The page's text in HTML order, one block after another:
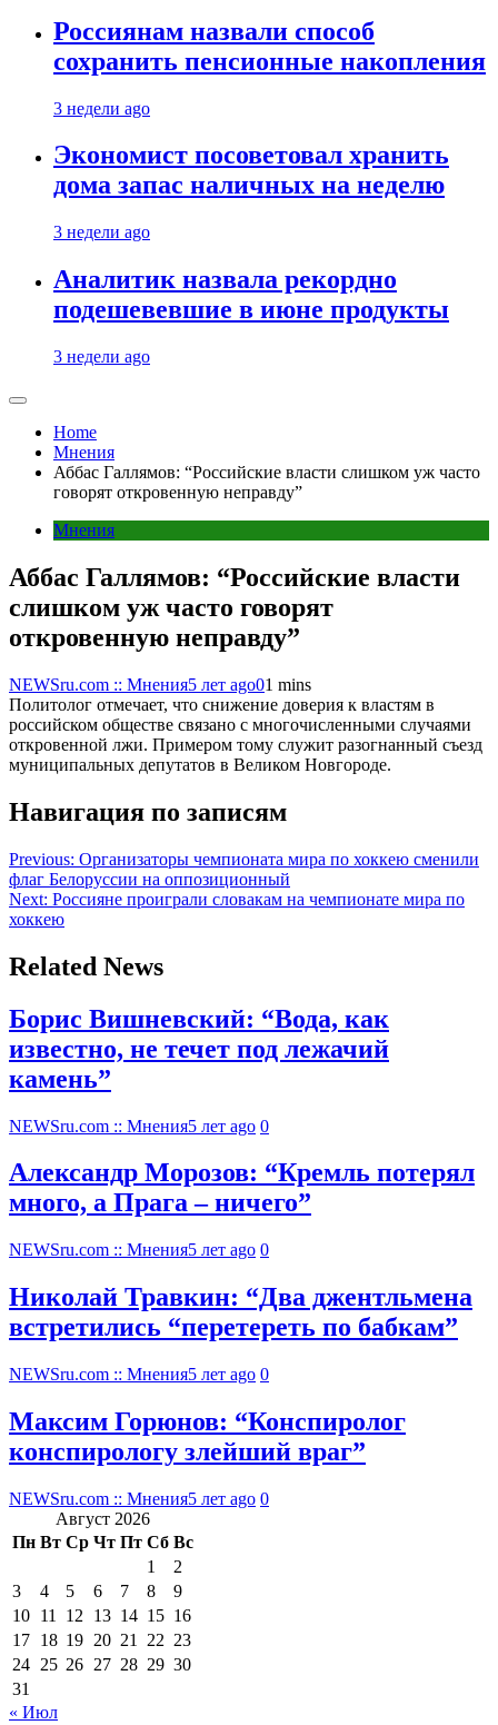
Россиянам назвали способ
сохранить пенсионные накопления
3 недели ago
Экономист посоветовал хранить
дома запас наличных на неделю
3 недели ago
Аналитик назвала рекордно
подешевевшие в июне продукты
3 недели ago
Home
Мнения
Аббас Галлямов: “Российские власти слишком уж часто
говорят откровенную неправду”
Мнения
Аббас Галлямов: “Российские власти
слишком уж часто говорят
откровенную неправду”
NEWSru.com :: Мнения5 лет ago01 mins
Политолог отмечает, что снижение доверия к властям в
российском обществе связано с многочисленными случаями
откровенной лжи. Примером тому служит разогнанный съезд
муниципальных депутатов в Великом Новгороде.
Навигация по записям
Previous: Организаторы чемпионата мира по хоккею сменили
флаг Белоруссии на оппозиционный
Next: Россияне проиграли словакам на чемпионате мира по
хоккею
Related News
Борис Вишневский: “Вода, как
известно, не течет под лежачий
камень”
NEWSru.com :: Мнения5 лет ago 0
Александр Морозов: “Кремль потерял
много, а Прага – ничего”
NEWSru.com :: Мнения5 лет ago 0
Николай Травкин: “Два джентльмена
встретились “перетереть по бабкам”
NEWSru.com :: Мнения5 лет ago 0
Максим Горюнов: “Конспиролог
конспирологу злейший враг”
NEWSru.com :: Мнения5 лет ago 0
Август 2026
Пн Вт Ср Чт Пт Сб Вс
1
2
3
4 5 6 7 8
9
10 11 12 13 14 15 16
17 18 19 20 21 22 23
24 25 26 27 28 29 30
31
« Июл